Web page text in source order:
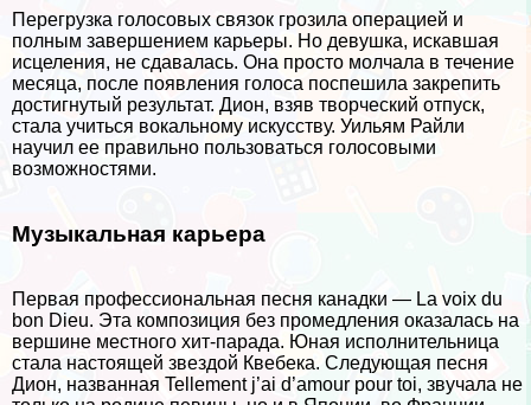
Перегрузка голосовых связок грозила операцией и
полным завершением карьеры. Но дeвyшка, искавшая
исцеления, не сдавалась. Она просто молчала в течение
месяца, после появления голоса поспешила закрепить
достигнутый результат. Дион, взяв творческий отпуск,
стала учиться вокальному искусству. Уильям Райли
научил ее правильно пользоваться голосовыми
возможностями.
Музыкальная карьера
Первая профессиональная песня канадки — La voix du
bon Dieu. Эта композиция без промедления оказалась на
вершине местного хит-парада. Юная исполнительница
стала настоящей звездой Квебека. Следующая песня
Дион, названная Tellement j’ai d’amour pour toi, звучала не